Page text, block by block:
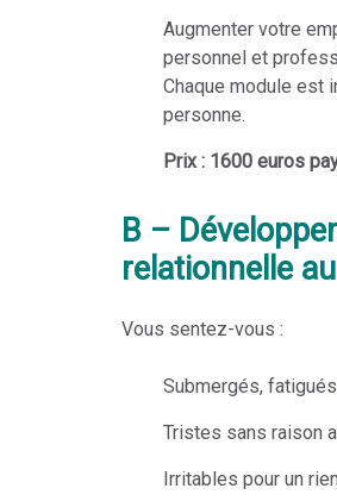
Augmenter votre
personnel et
Chaque module est
personne.
Prix : 1600 euros
B –
relationnelle
Vous sentez-vous :
Submergés,
Tristes sans raison
Irritables pour un